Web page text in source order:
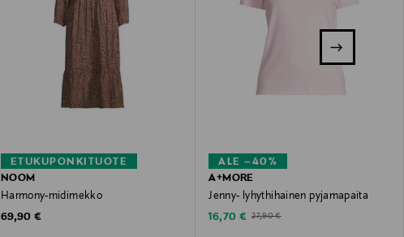
ETUKUPONKITUOTE
NOOM
Harmony-midimekko
Original Price
69,90 €
ALE –40%
A+MORE
Jenny- lyhythihainen pyjamapaita
Discounted Price
16,70 € Original Price
27,90 €